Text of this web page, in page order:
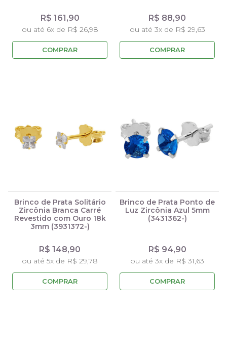
R$ 161,90
ou até 6x de R$ 26,98
COMPRAR
R$ 88,90
ou até 3x de R$ 29,63
COMPRAR
Brinco de Prata Solitário
Zircônia Branca Carré
Revestido com Ouro 18k
3mm (3931372-)
R$ 148,90
ou até 5x de R$ 29,78
COMPRAR
Brinco de Prata Ponto de
Luz Zircônia Azul 5mm
(3431362-)
R$ 94,90
ou até 3x de R$ 31,63
COMPRAR